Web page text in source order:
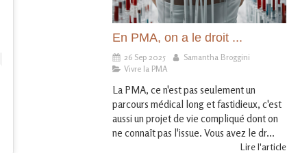
En PMA, on a le droit ...
26 Sep 2025
Samantha Broggini
Vivre la PMA
La PMA, ce n'est pas seulement un
parcours médical long et fastidieux, c'est
aussi un projet de vie compliqué dont on
ne connaît pas l'issue. Vous avez le dr...
Lire l'article